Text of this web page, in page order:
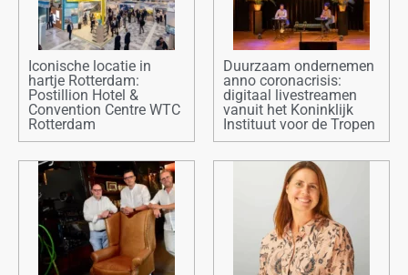
Iconische locatie in
hartje Rotterdam:
Postillion Hotel &
Convention Centre WTC
Rotterdam
Duurzaam ondernemen
anno coronacrisis:
digitaal livestreamen
vanuit het Koninklijk
Instituut voor de Tropen